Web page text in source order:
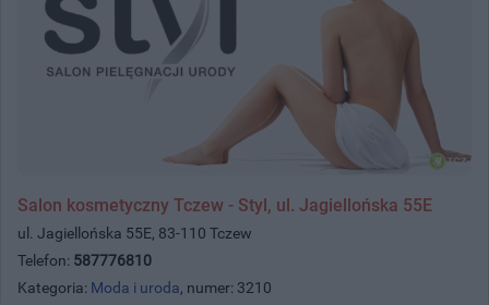
Salon kosmetyczny Tczew - Styl, ul. Jagiellońska 55E
ul. Jagiellońska 55E, 83-110 Tczew
Telefon: 587776810
Kategoria: Moda i uroda, numer: 3210